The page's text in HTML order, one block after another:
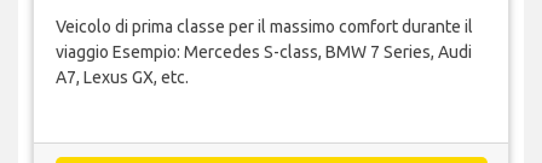
Veicolo di prima classe per il massimo comfort durante il
viaggio Esempio: Mercedes S-class, BMW 7 Series, Audi
A7, Lexus GX, etc.